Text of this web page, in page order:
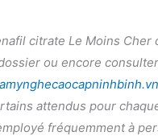
citrate Le Moins Cher
ou encore
attendus pour
fréquemment à